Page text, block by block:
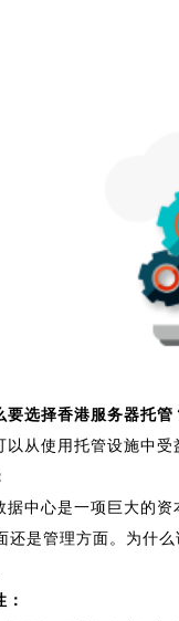
要选择香港服务器托管
以从使用托管设施中受
据中心是一项巨大的
还是管理方面。为什
：